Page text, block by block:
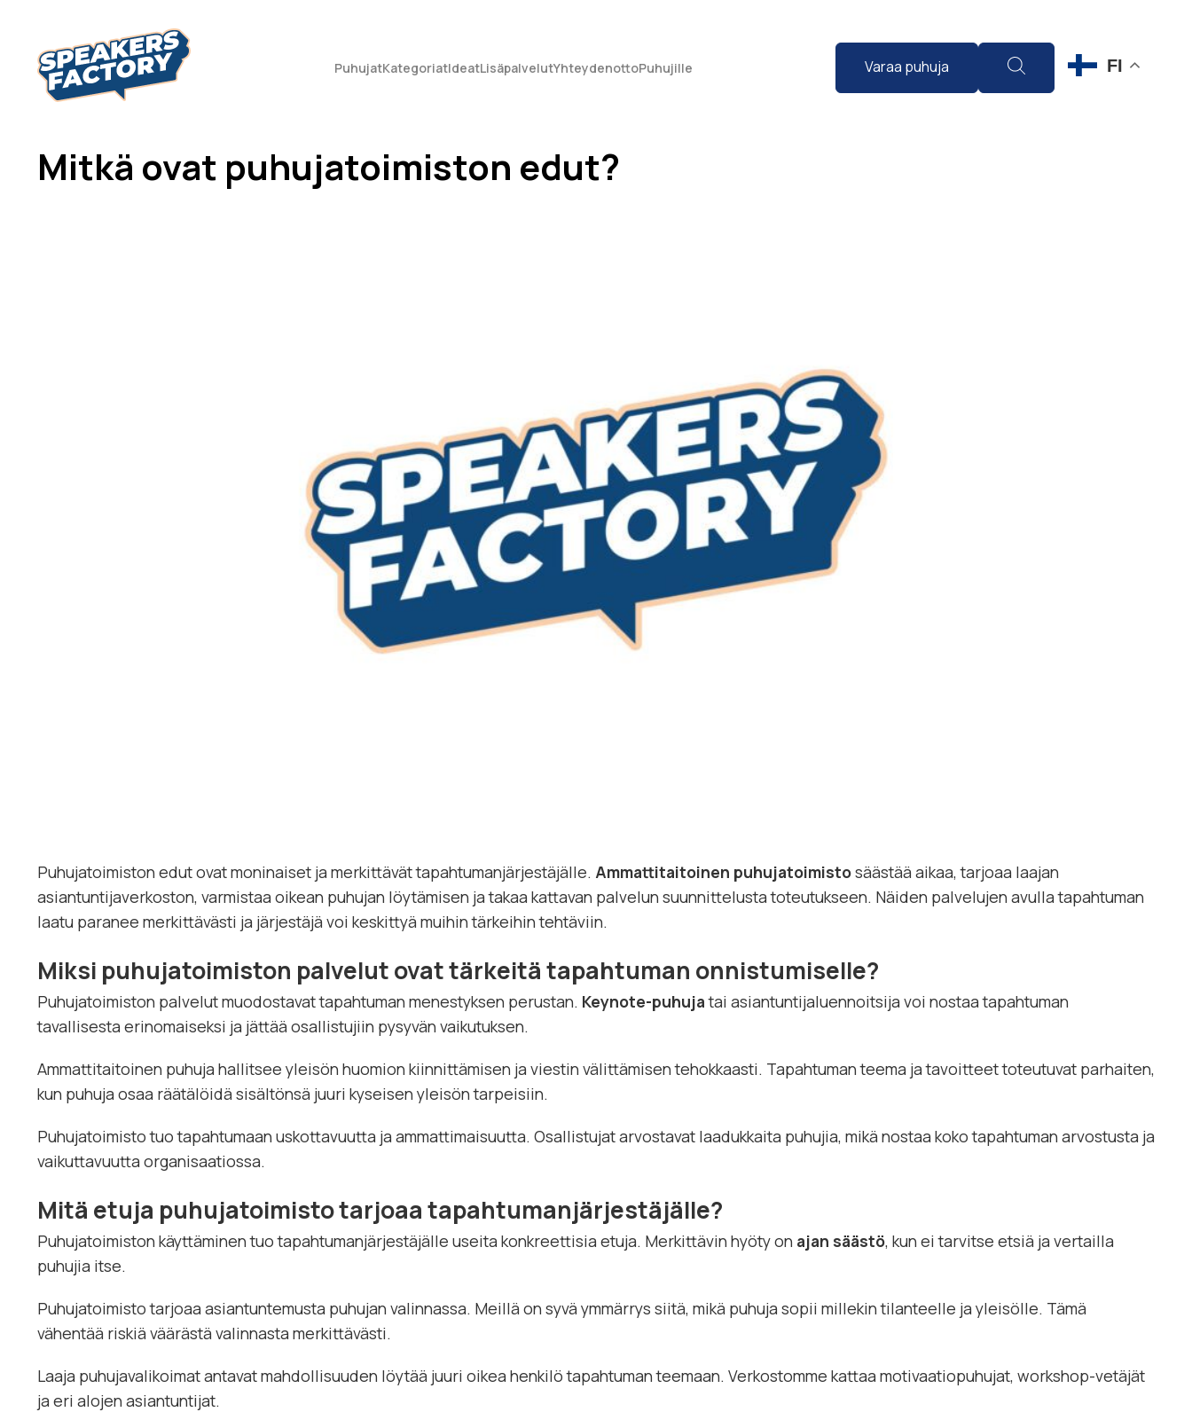
PuhujatKategoriatIdeatLisäpalvelutYhteydenottoPuhujille Varaa puhuja FI
Mitkä ovat puhujatoimiston edut?
Puhujatoimiston edut ovat moninaiset ja merkittävät tapahtumanjärjestäjälle. Ammattitaitoinen puhujatoimistosäästää aikaa, tarjoaa laajan
asiantuntijaverkoston, varmistaa oikean puhujan löytämisen ja takaa kattavan palvelun suunnittelusta toteutukseen. Näiden palvelujen avulla tapahtuman
laatu paranee merkittävästi ja järjestäjä voi keskittyä muihin tärkeihin tehtäviin.
Miksi puhujatoimiston palvelut ovat tärkeitä tapahtuman onnistumiselle?
Puhujatoimiston palvelut muodostavat tapahtuman menestyksen perustan. Keynote-puhujatai asiantuntijaluennoitsija voi nostaa tapahtuman
tavallisesta erinomaiseksi ja jättää osallistujiin pysyvän vaikutuksen.
Ammattitaitoinen puhuja hallitsee yleisön huomion kiinnittämisen ja viestin välittämisen tehokkaasti. Tapahtuman teema ja tavoitteet toteutuvat parhaiten,
kun puhuja osaa räätälöidä sisältönsä juuri kyseisen yleisön tarpeisiin.
Puhujatoimisto tuo tapahtumaan uskottavuutta ja ammattimaisuutta. Osallistujat arvostavat laadukkaita puhujia, mikä nostaa koko tapahtuman arvostusta ja
vaikuttavuutta organisaatiossa.
Mitä etuja puhujatoimisto tarjoaa tapahtumanjärjestäjälle?
Puhujatoimiston käyttäminen tuo tapahtumanjärjestäjälle useita konkreettisia etuja. Merkittävin hyöty on ajan säästö, kun ei tarvitse etsiä ja vertailla
puhujia itse.
Puhujatoimisto tarjoaa asiantuntemusta puhujan valinnassa. Meillä on syvä ymmärrys siitä, mikä puhuja sopii millekin tilanteelle ja yleisölle. Tämä
vähentää riskiä väärästä valinnasta merkittävästi.
Laaja puhujavalikoimat antavat mahdollisuuden löytää juuri oikea henkilö tapahtuman teemaan. Verkostomme kattaa motivaatiopuhujat, workshop-vetäjät
ja eri alojen asiantuntijat.